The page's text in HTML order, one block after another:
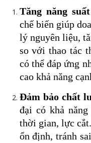
Tăng năng
chế biến giúp
lý nguyên liệu,
so với thao tác
có thể đáp ứng
cao khả năng
Đảm bảo chất
đại có khả
thời gian, lực
ổn định, tránh